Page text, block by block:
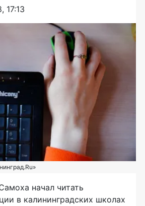
17:13
начал читать
в калининградских школах